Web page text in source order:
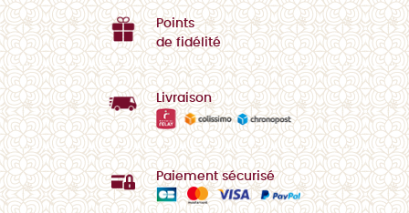
Points
de fidélité
Livraison
Paiement sécurisé